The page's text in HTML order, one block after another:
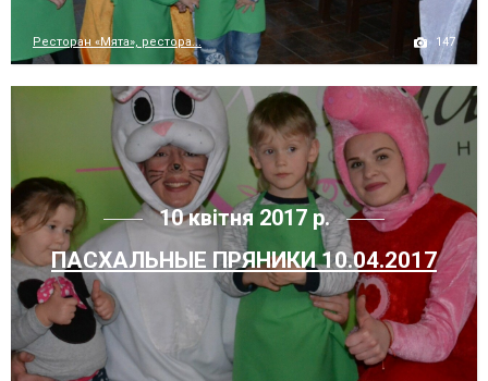
Ресторан «Мята», рестора... 147
10 квітня 2017 р.
ПАСХАЛЬНЫЕ ПРЯНИКИ 10.04.2017